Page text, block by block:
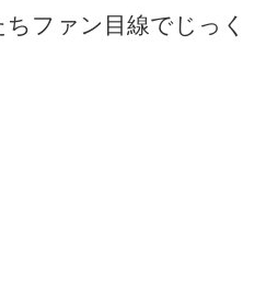
ファン目線でじっく